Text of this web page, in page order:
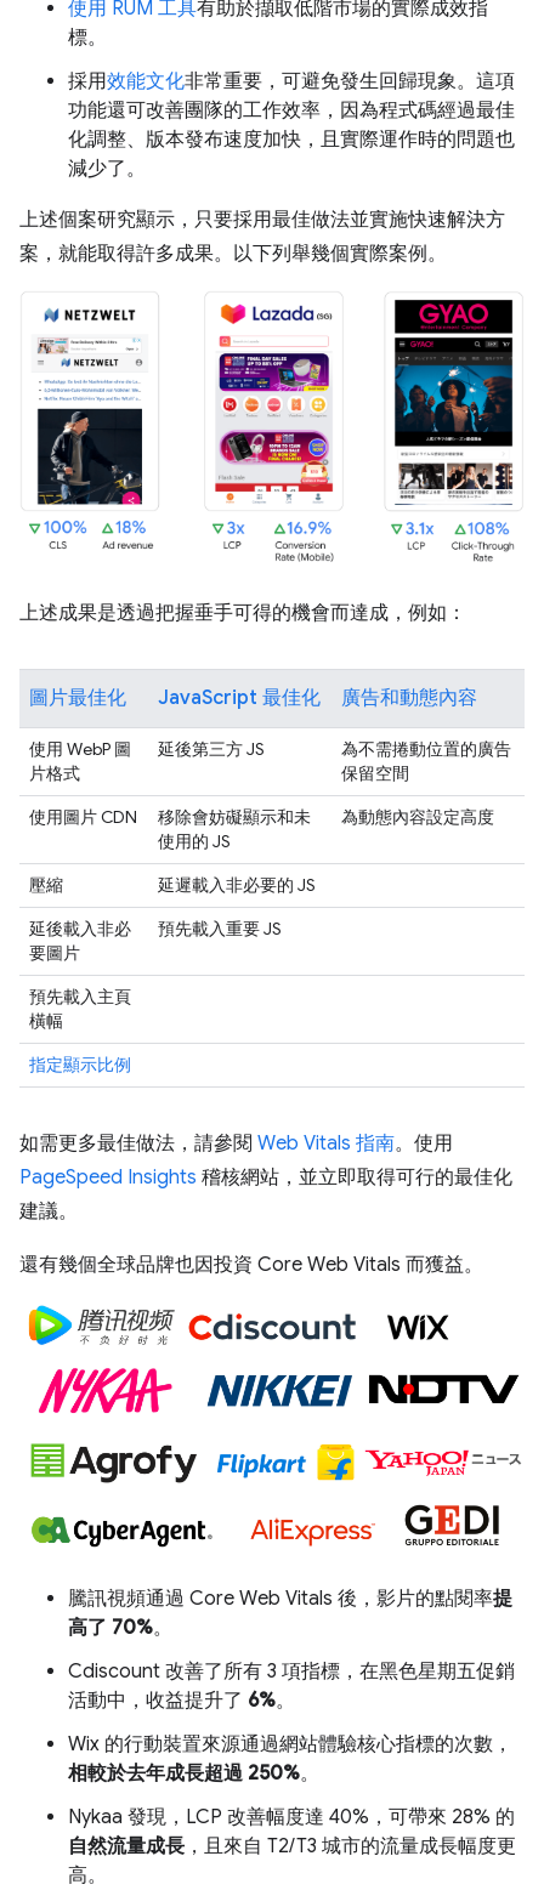
使用 RUM 工具有助於擷取低階市場的實際成效指
標。
採用效能文化非常重要，可避免發生回歸現象。這項
功能還可改善團隊的工作效率，因為程式碼經過最佳
化調整、版本發布速度加快，且實際運作時的問題也
減少了。
上述個案研究顯示，只要採用最佳做法並實施快速解決方
案，就能取得許多成果。以下列舉幾個實際案例。
上述成果是透過把握垂手可得的機會而達成，例如：
圖片最佳化 JavaScript 最佳化 廣告和動態內容
使用 WebP 圖
片格式
延後第三方 JS
為不需捲動位置的廣告
保留空間
使用圖片 CDN
移除會妨礙顯示和未
使用的 JS
為動態內容設定高度
壓縮
延遲載入非必要的 JS
延後載入非必
要圖片
預先載入重要 JS
預先載入主頁
橫幅
指定顯示比例
如需更多最佳做法，請參閱 Web Vitals 指南。使用
PageSpeed Insights 稽核網站，並立即取得可行的最佳化
建議。
還有幾個全球品牌也因投資 Core Web Vitals 而獲益。
騰訊視頻通過 Core Web Vitals 後，影片的點閱率提
高了 70%。
Cdiscount 改善了所有 3 項指標，在黑色星期五促銷
活動中，收益提升了 6%。
Wix 的行動裝置來源通過網站體驗核心指標的次數，
相較於去年成長超過 250%。
Nykaa 發現，LCP 改善幅度達 40%，可帶來 28% 的
自然流量成長 ，且來自 T2/T3 城市的流量成長幅度更
高。